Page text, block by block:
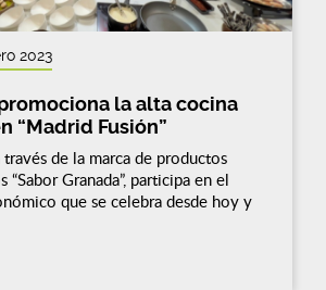
2023
la alta cocina
“Madrid Fusión”
de la marca de productos
Granada”, participa en el
que se celebra desde hoy y